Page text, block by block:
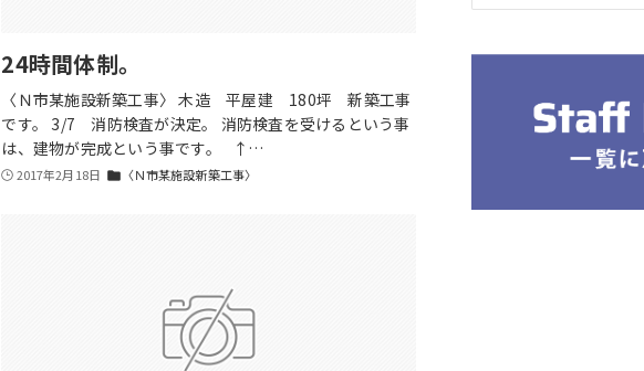
24時間体制。
〈Ｎ市某施設新築工事〉 木造 平屋建 180坪 新築工事
です。 3/7 消防検査が決定。 消防検査を受けるという事
は、建物が完成という事です。 ↑…
2017年2月18日 folder 〈Ｎ市某施設新築工事〉